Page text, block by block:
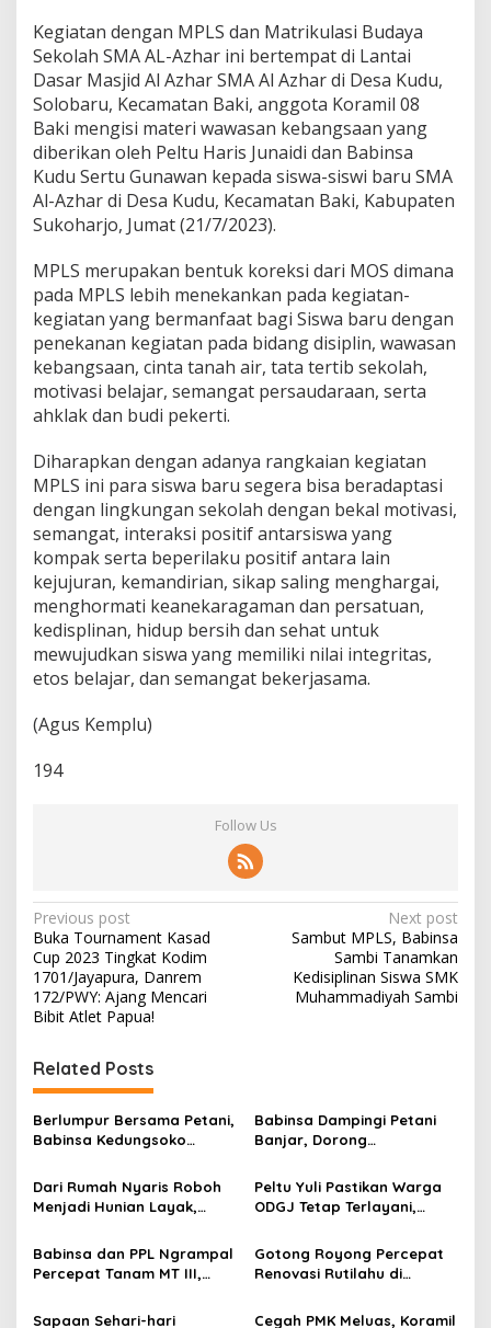
n
d
e
n
g
K
o
r
a
m
i
0
8
B
a
k
i
Kegiatan dengan MPLS dan Matrikulasi Budaya
Sekolah SMA AL-Azhar ini bertempat di Lantai
Dasar Masjid Al Azhar SMA Al Azhar di Desa Kudu,
Solobaru, Kecamatan Baki, anggota Koramil 08
Baki mengisi materi wawasan kebangsaan yang
diberikan oleh Peltu Haris Junaidi dan Babinsa
Kudu Sertu Gunawan kepada siswa-siswi baru SMA
Al-Azhar di Desa Kudu, Kecamatan Baki, Kabupaten
Sukoharjo, Jumat (21/7/2023).
MPLS merupakan bentuk koreksi dari MOS dimana
pada MPLS lebih menekankan pada kegiatan-
kegiatan yang bermanfaat bagi Siswa baru dengan
penekanan kegiatan pada bidang disiplin, wawasan
kebangsaan, cinta tanah air, tata tertib sekolah,
motivasi belajar, semangat persaudaraan, serta
ahklak dan budi pekerti.
Diharapkan dengan adanya rangkaian kegiatan
MPLS ini para siswa baru segera bisa beradaptasi
dengan lingkungan sekolah dengan bekal motivasi,
semangat, interaksi positif antarsiswa yang
kompak serta beperilaku positif antara lain
kejujuran, kemandirian, sikap saling menghargai,
menghormati keanekaragaman dan persatuan,
kedisplinan, hidup bersih dan sehat untuk
mewujudkan siswa yang memiliki nilai integritas,
etos belajar, dan semangat bekerjasama.
(Agus Kemplu)
194
Follow Us
P
o
s
t
a
v
i
a
i
Previous post
Buka Tournament Kasad
Cup 2023 Tingkat Kodim
1701/Jayapura, Danrem
172/PWY: Ajang Mencari
Bibit Atlet Papua!
Next post
Sambut MPLS, Babinsa
Sambi Tanamkan
Kedisiplinan Siswa SMK
Muhammadiyah Sambi
Related Posts
Berlumpur Bersama Petani,
Babinsa Kedungsoko
untuk Ketahanan Pangan
Babinsa Dampingi Petani
Banjar, Dorong
Ketahanan Pangan
Dari Rumah Nyaris Roboh
Menjadi Hunian Layak,
Wujudkan Harapan Ibu Feri
Peltu Yuli Pastikan Warga
ODGJ Tetap Terlayani,
Tengah Masyarakat
Babinsa dan PPL Ngrampal
Percepat Tanam MT III,
Tanam di Sragen
Gotong Royong Percepat
Renovasi Rutilahu di
Turun Langsung Bantu
Sapaan Sehari-hari Cegah PMK Meluas, Koramil